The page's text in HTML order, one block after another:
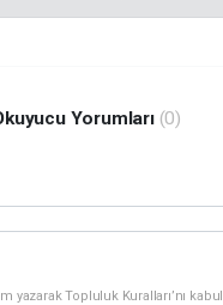
Yorumları (0)
yazarak Topluluk Kuralları’nı